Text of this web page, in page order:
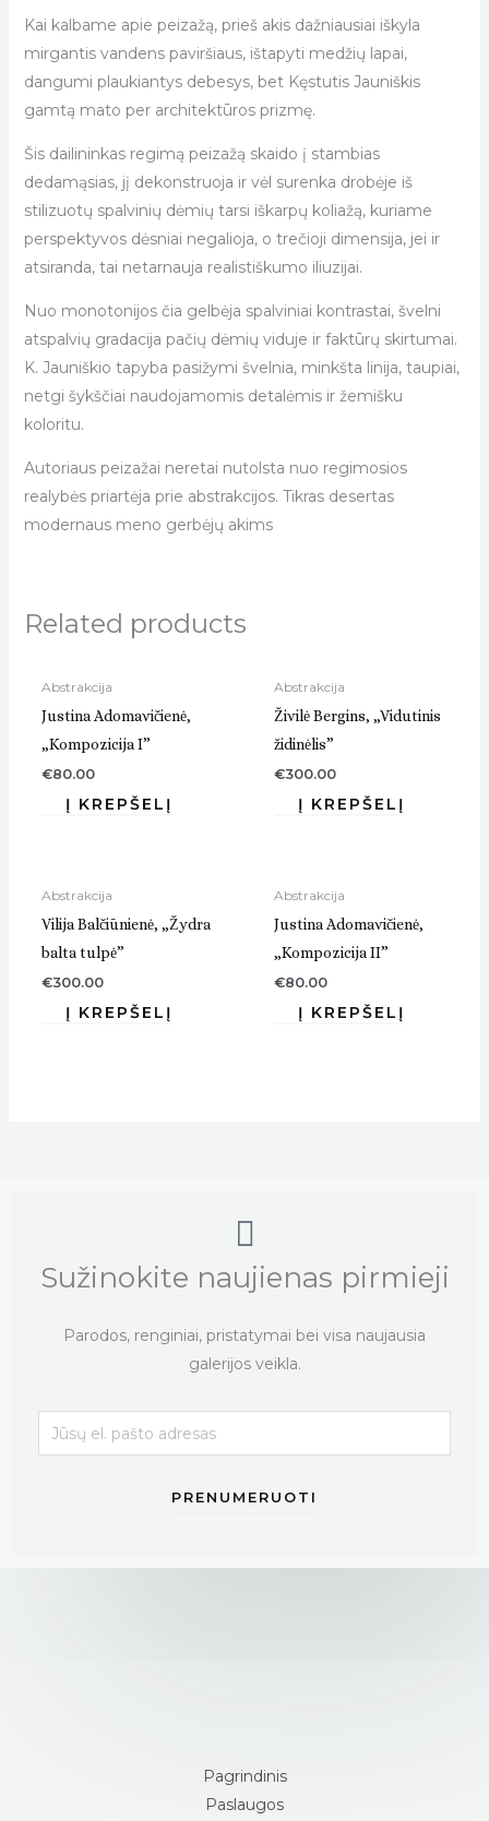
Kai kalbame apie peizažą, prieš akis dažniausiai iškyla
mirgantis vandens paviršiaus, ištapyti medžių lapai,
dangumi plaukiantys debesys, bet Kęstutis Jauniškis
gamtą mato per architektūros prizmę.
Šis dailininkas regimą peizažą skaido į stambias
dedamąsias, jį dekonstruoja ir vėl surenka drobėje iš
stilizuotų spalvinių dėmių tarsi iškarpų koliažą, kuriame
perspektyvos dėsniai negalioja, o trečioji dimensija, jei ir
atsiranda, tai netarnauja realistiškumo iliuzijai.
Nuo monotonijos čia gelbėja spalviniai kontrastai, švelni
atspalvių gradacija pačių dėmių viduje ir faktūrų skirtumai.
K. Jauniškio tapyba pasižymi švelnia, minkšta linija, taupiai,
netgi šykščiai naudojamomis detalėmis ir žemišku
koloritu.
Autoriaus peizažai neretai nutolsta nuo regimosios
realybės priartėja prie abstrakcijos. Tikras desertas
modernaus meno gerbėjų akims
Related products
Abstrakcija
Justina Adomavičienė,
„Kompozicija I”
€80.00
Abstrakcija
Živilė Bergins, „Vidutinis
židinėlis”
€300.00
Abstrakcija
Vilija Balčiūnienė, „Žydra
balta tulpė”
€300.00
Abstrakcija
Justina Adomavičienė,
„Kompozicija II”
€80.00
Sužinokite naujienas pirmieji
Parodos, renginiai, pristatymai bei visa naujausia
galerijos veikla.
PRENUMERUOTI
Pagrindinis
Paslaugos